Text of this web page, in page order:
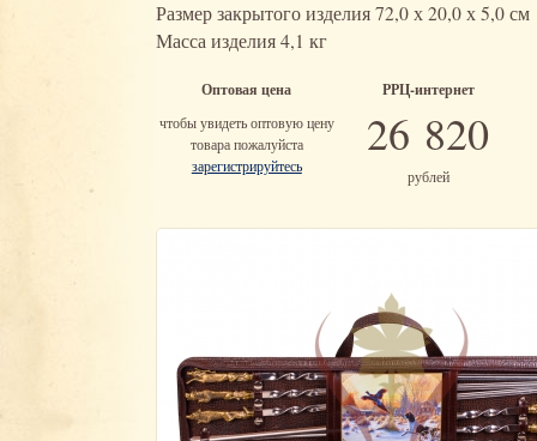
Размер закрытого изделия 72,0 х 20,0 х 5,0 см
Масса изделия 4,1 кг
Оптовая цена
чтобы увидеть оптовую цену
товара пожалуйста
зарегистрируйтесь
РРЦ-интернет
26 820
рублей